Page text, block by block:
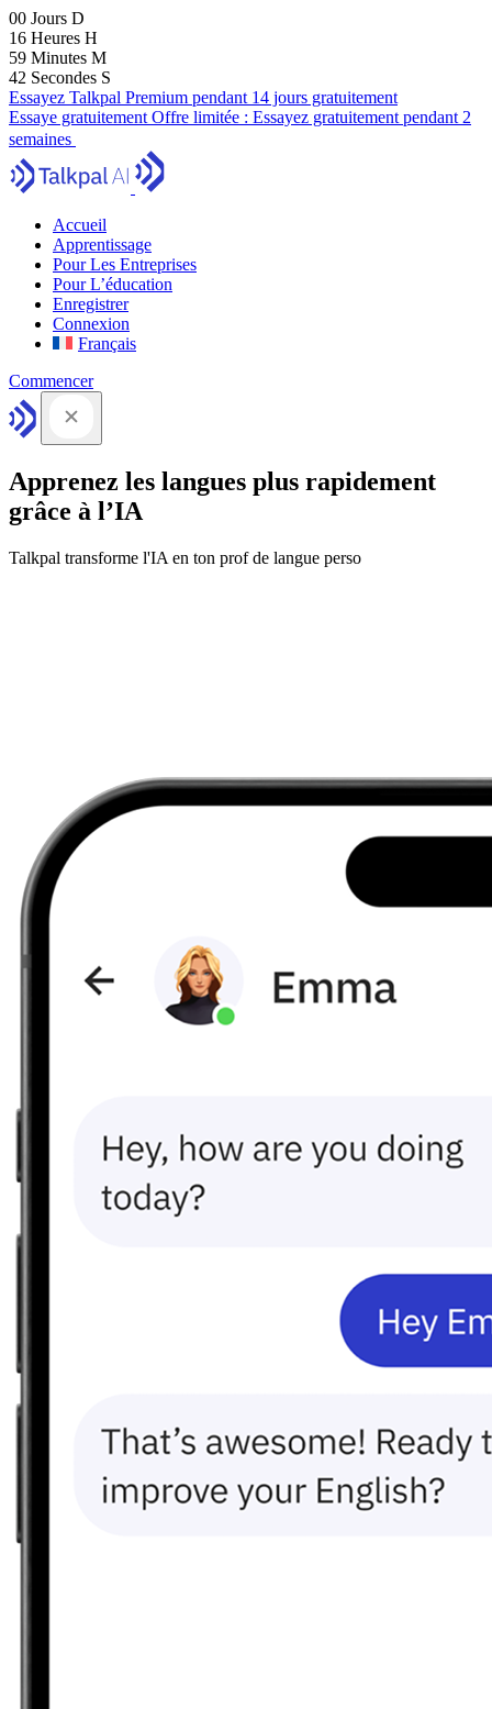
00 Jours D
16 Heures H
59 Minutes M
41 Secondes S
Essayez Talkpal Premium pendant 14 jours gratuitement
Essaye gratuitement Offre limitée : Essayez gratuitement pendant 2
semaines
Accueil
Apprentissage
Pour Les Entreprises
Pour L’éducation
Enregistrer
Connexion
Français
Commencer
Apprenez les langues plus rapidement
grâce à l’IA
Talkpal transforme l'IA en ton prof de langue perso